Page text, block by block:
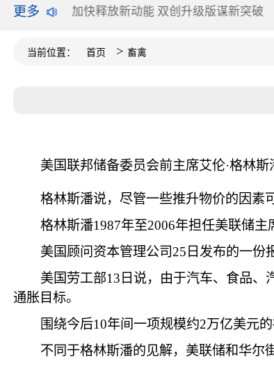
更多
增长曲线 加快释放新动能 双创升级版谋新突破
当前位置： 首页 >畜禽
美国联邦储备委员会前主席艾伦·格林
格林斯潘说，尽管一些推升物价的因素
格林斯潘1987年至2006年担任美联储主
美国顾问资本管理公司25日发布的一份
美国劳工部13日说，由于汽车、食品、
通胀目标。
围绕今后10年间一项规模约2万亿美元
不同于格林斯潘的见解，美联储和华尔